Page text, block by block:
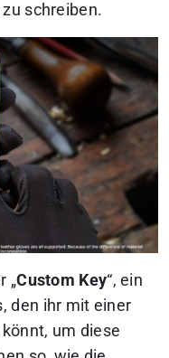
schreiben.
„Custom Key“, ein
den ihr mit einer
um diese